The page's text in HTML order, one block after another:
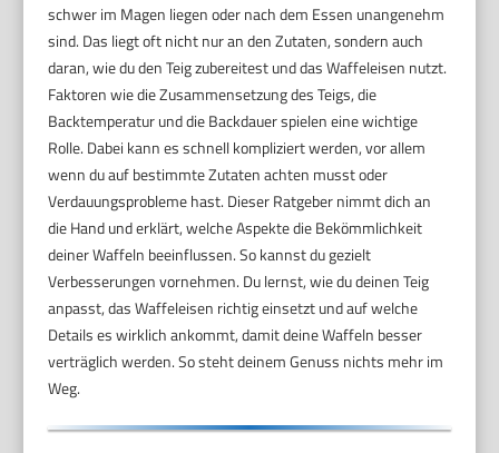
schwer im Magen liegen oder nach dem Essen unangenehm
sind. Das liegt oft nicht nur an den Zutaten, sondern auch
daran, wie du den Teig zubereitest und das Waffeleisen nutzt.
Faktoren wie die Zusammensetzung des Teigs, die
Backtemperatur und die Backdauer spielen eine wichtige
Rolle. Dabei kann es schnell kompliziert werden, vor allem
wenn du auf bestimmte Zutaten achten musst oder
Verdauungsprobleme hast. Dieser Ratgeber nimmt dich an
die Hand und erklärt, welche Aspekte die Bekömmlichkeit
deiner Waffeln beeinflussen. So kannst du gezielt
Verbesserungen vornehmen. Du lernst, wie du deinen Teig
anpasst, das Waffeleisen richtig einsetzt und auf welche
Details es wirklich ankommt, damit deine Waffeln besser
verträglich werden. So steht deinem Genuss nichts mehr im
Weg.